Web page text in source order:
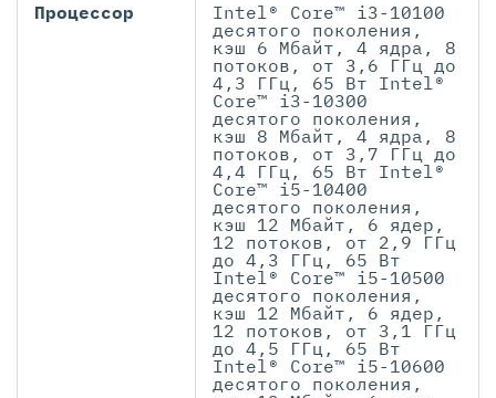
Процессор
Intel® Core™ i3-10100
десятого поколения,
кэш 6 Мбайт, 4 ядра, 8
потоков, от 3,6 ГГц до
4,3 ГГц, 65 Вт Intel®
Core™ i3-10300
десятого поколения,
кэш 8 Мбайт, 4 ядра, 8
потоков, от 3,7 ГГц до
4,4 ГГц, 65 Вт Intel®
Core™ i5-10400
десятого поколения,
кэш 12 Мбайт, 6 ядер,
12 потоков, от 2,9 ГГц
до 4,3 ГГц, 65 Вт
Intel® Core™ i5-10500
десятого поколения,
кэш 12 Мбайт, 6 ядер,
12 потоков, от 3,1 ГГц
до 4,5 ГГц, 65 Вт
Intel® Core™ i5-10600
десятого поколения,